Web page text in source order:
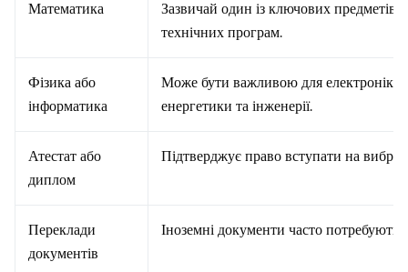
Математика
Зазвичай один із ключових предметів
технічних програм.
Фізика або
інформатика
Може бути важливою для електроніки,
енергетики та інженерії.
Атестат або
диплом
Підтверджує право вступати на
Переклади
документів
Іноземні документи часто потребують